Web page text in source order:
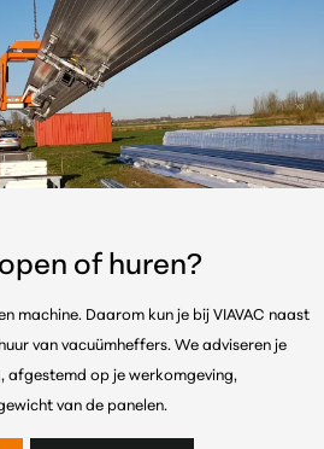
of huren?
machine. Daarom kun je bij VIAVAC naast
van vacuümheffers. We adviseren je
afgestemd op je werkomgeving,
van de panelen.